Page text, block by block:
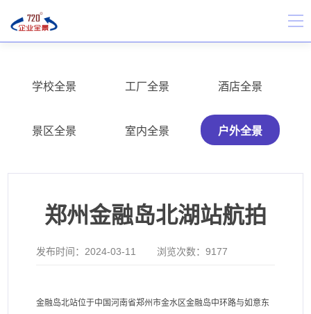
学校全景 工厂全景 酒店全景
景区全景 室内全景 户外全景
郑州金融岛北湖站航拍
发布时间： 2024-03-11 浏览次数：9177
金融岛北站位于中国河南省郑州市金水区金融岛中环路与如意东